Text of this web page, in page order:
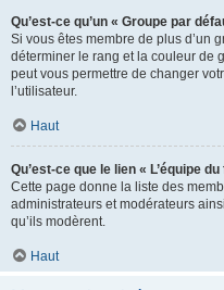
Qu’est-ce qu’un « Groupe par
Si vous êtes membre de plus d’un
déterminer le rang et la couleur de
peut vous permettre de changer
l’utilisateur.
Haut
Qu’est-ce que le lien « L’équipe
Cette page donne la liste des
administrateurs et modérateurs
qu’ils modèrent.
Haut